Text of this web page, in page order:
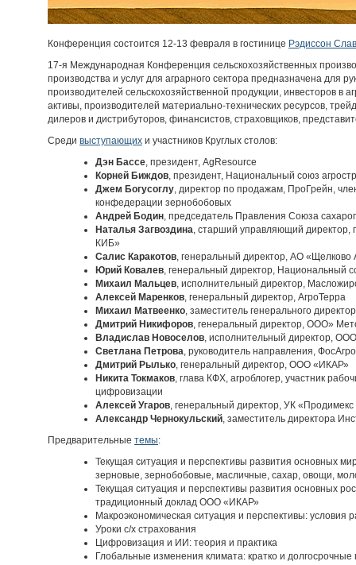
Конференция состоится 12-13 февраля в гостинице Рэдиссон
17-я Международная Конференция сельскохозяйственных
производства и услуг для аграрного сектора предназначена для
производителей сельскохозяйственной продукции, инвесторов в
активы, производителей материально-технических ресурсов,
дилеров и дистрибуторов, финансистов, страховщиков,
Среди выступающих и участников Круглых столов:
Дэн Бассе, президент, AgResource
Корней Биждов, президент, Национальный союз
Джем Богусоглу, директор по продажам, ПроГрейн,
конфедерации зернобобовых
Андрей Бодин, председатель Правления Союза
Наталья Загвоздина, старший управляющий директор,
КИБ»
Салис Каракотов, генеральный директор, АО «Щелково
Юрий Ковалев, генеральный директор, Национальный
Михаил Мальцев, исполнительный директор,
Алексей Маренков, генеральный директор, АгроТерра
Михаил Матвеенко, заместитель генерального
Дмитрий Никифоров, генеральный директор, ООО»
Владислав Новоселов, исполнительный директор,
Светлана Петрова, руководитель направления,
Дмитрий Рылько, генеральный директор, ООО «ИКАР»
Никита Токмаков, глава КФХ, агроблогер, участник
цифровизации
Алексей Угаров, генеральный директор, УК «Продимекс
Александр Чернокульский, заместитель директора
Предварительные темы:
Текущая ситуация и перспективы развития основных
зерновые, зернобобовые, масличные, сахар, овощи,
Текущая ситуация и перспективы развития основных
традиционный доклад ООО «ИКАР»
Макроэкономическая ситуация и перспективы: условия
Уроки с/х страхования
Цифровизация и ИИ: теория и практика
Глобальные изменения климата: кратко и долгосрочные